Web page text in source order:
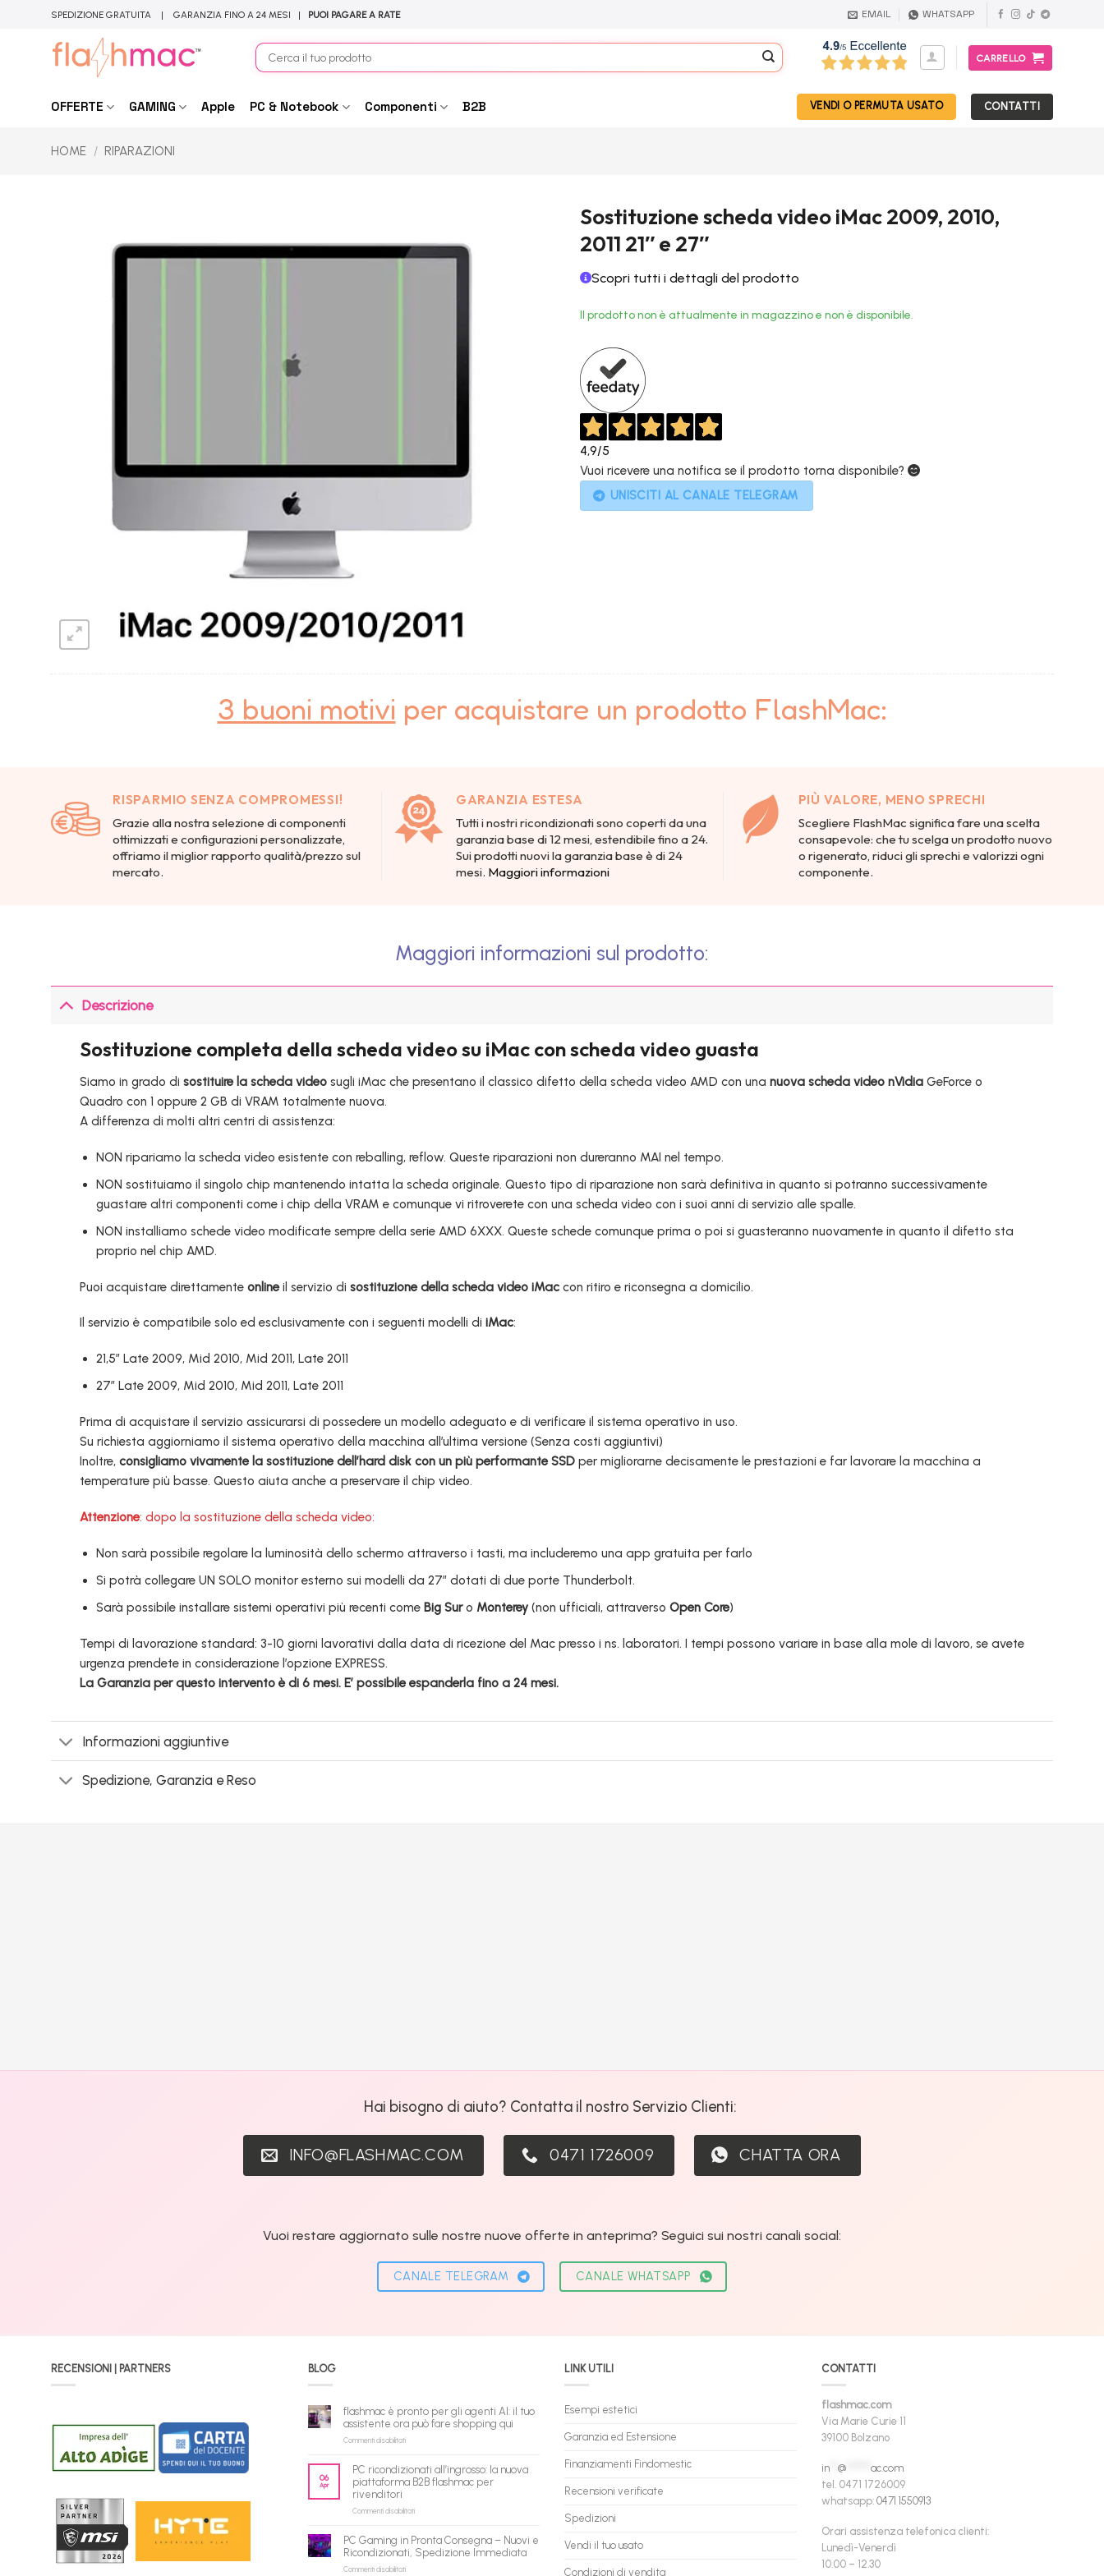
SPEDIZIONE GRATUITA | GARANZIA FINO A 24 MESI | PUOI PAGARE A RATE EMAIL WHATSAPP
Cerca:
CARRELLO
OFFERTE GAMING Apple PC & Notebook Componenti B2B VENDI O PERMUTA USATO CONTATTI
HOME / RIPARAZIONI
Sostituzione scheda video iMac 2009, 2010,
2011 21″ e 27″
Scopri tutti i dettagli del prodotto
Il prodotto non è attualmente in magazzino e non è disponibile.
4,9/5
Vuoi ricevere una notifica se il prodotto torna disponibile?
UNISCITI AL CANALE TELEGRAM
3 buoni motivi per acquistare un prodotto FlashMac:
RISPARMIO SENZA COMPROMESSI!
Grazie alla nostra selezione di componenti
ottimizzati e configurazioni personalizzate,
offriamo il miglior rapporto qualità/prezzo sul
mercato.
GARANZIA ESTESA
Tutti i nostri ricondizionati sono coperti da una
garanzia base di 12 mesi, estendibile fino a 24.
Sui prodotti nuovi la garanzia base è di 24
mesi. Maggiori informazioni
PIÙ VALORE, MENO SPRECHI
Scegliere FlashMac significa fare una scelta
consapevole: che tu scelga un prodotto nuovo
o rigenerato, riduci gli sprechi e valorizzi ogni
componente.
Maggiori informazioni sul prodotto:
Descrizione
Sostituzione completa della scheda video su iMac con scheda video guasta
Siamo in grado di sostituire la scheda videosugli iMac che presentano il classico difetto della scheda video AMD con una nuova scheda video nVidiaGeForce o
Quadro con 1 oppure 2 GB di VRAM totalmente nuova.
A differenza di molti altri centri di assistenza:
NON ripariamo la scheda video esistente con reballing, reflow. Queste riparazioni non dureranno MAI nel tempo.
NON sostituiamo il singolo chip mantenendo intatta la scheda originale. Questo tipo di riparazione non sarà definitiva in quanto si potranno successivamente
guastare altri componenti come i chip della VRAM e comunque vi ritroverete con una scheda video con i suoi anni di servizio alle spalle.
NON installiamo schede video modificate sempre della serie AMD 6XXX. Queste schede comunque prima o poi si guasteranno nuovamente in quanto il difetto sta
proprio nel chip AMD.
Puoi acquistare direttamente onlineil servizio di sostituzione della scheda video iMac con ritiro e riconsegna a domicilio.
Il servizio è compatibile solo ed esclusivamente con i seguenti modelli di iMac:
21,5″ Late 2009, Mid 2010, Mid 2011, Late 2011
27″ Late 2009, Mid 2010, Mid 2011, Late 2011
Prima di acquistare il servizio assicurarsi di possedere un modello adeguato e di verificare il sistema operativo in uso.
Su richiesta aggiorniamo il sistema operativo della macchina all’ultima versione (Senza costi aggiuntivi)
Inoltre, consigliamo vivamente la sostituzione dell’hard disk con un più performante SSDper migliorarne decisamente le prestazioni e far lavorare la macchina a
temperature più basse. Questo aiuta anche a preservare il chip video.
Attenzione: dopo la sostituzione della scheda video:
Non sarà possibile regolare la luminosità dello schermo attraverso i tasti, ma includeremo una app gratuita per farlo
Si potrà collegare UN SOLO monitor esterno sui modelli da 27″ dotati di due porte Thunderbolt.
Sarà possibile installare sistemi operativi più recenti come Big Suro Monterey(non ufficiali, attraverso Open Core)
Tempi di lavorazione standard: 3-10 giorni lavorativi dalla data di ricezione del Mac presso i ns. laboratori. I tempi possono variare in base alla mole di lavoro, se avete
urgenza prendete in considerazione l’opzione EXPRESS.
La Garanzia per questo intervento è di 6 mesi. E’ possibile espanderla fino a 24 mesi.
Informazioni aggiuntive
Spedizione, Garanzia e Reso
Hai bisogno di aiuto? Contatta il nostro Servizio Clienti:
INFO@FLASHMAC.COM 0471 1726009 CHATTA ORA
Vuoi restare aggiornato sulle nostre nuove offerte in anteprima? Seguici sui nostri canali social:
CANALE TELEGRAM CANALE WHATSAPP
RECENSIONI | PARTNERS BLOG
flashmac è pronto per gli agenti AI: il tuo
assistente ora può fare shopping qui
Commenti disabilitatisu
pronto
per
agenti
tuo
assistente
ora
06
Apr
PC ricondizionati all’ingrosso: la nuova
piattaforma B2B flashmac per
rivenditori
Commenti disabilitatisu
all’ingrosso:
la
PC Gaming in Pronta Consegna – Nuovi e
Ricondizionati, Spedizione Immediata
Commenti disabilitatisu
LINK UTILI
Esempi estetici
Garanzia ed Estensione
Finanziamenti Findomestic
Recensioni verificate
Spedizioni
Vendi il tuo usato
Condizioni di vendita
CONTATTI
flashmac.com
Via Marie Curie 11
39100 Bolzano
in** @****** ac.com
tel. 0471 1726009
whatsapp: 0471 1550913
Orari assistenza telefonica clienti:
Lunedì-Venerdì
10.00 – 12.30